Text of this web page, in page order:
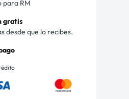
para RM
gratis
desde que lo recibes.